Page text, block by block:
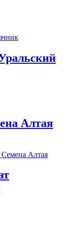
Алтая